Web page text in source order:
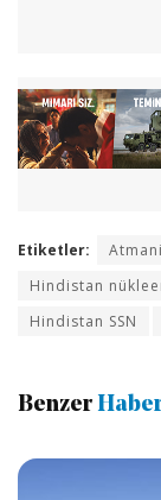
Etiketler:
Hindistan
Hindistan SSN
Benzer